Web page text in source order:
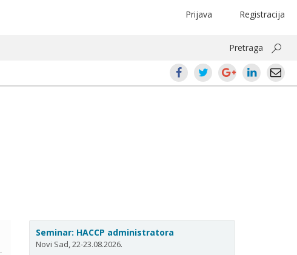
Registracija
Prijava
Pretraga
Seminar: HACCP administratora
Novi Sad, 22-23.08.2026.